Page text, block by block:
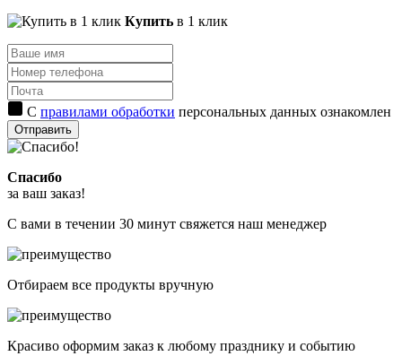
Купить в 1 клик
С правилами обработки персональных данных ознакомлен
Отправить
Спасибо
за ваш заказ!
С вами в течении 30 минут свяжется наш менеджер
Отбираем все продукты вручную
Красиво оформим заказ к любому празднику и событию